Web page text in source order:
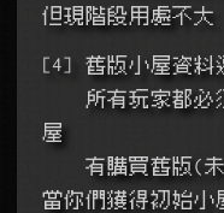
但現階段用處不大
[4] 舊版小屋資料
屋
當你們獲得初始小